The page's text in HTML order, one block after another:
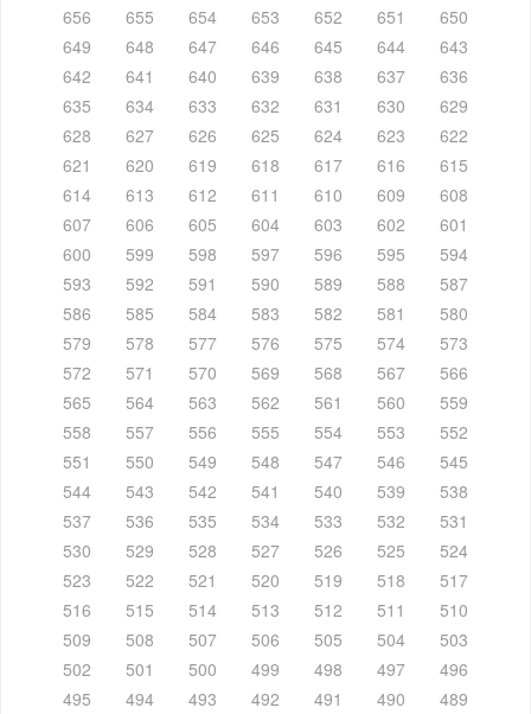
656
655 654 653 652 651
650
649
648 647 646 645 644
643
642
641 640 639 638 637
636
635
634 633 632 631 630
629
628
627 626 625 624 623
622
621
620 619 618 617 616
615
614
613 612 611 610 609
608
607
606 605 604 603 602
601
600
599 598 597 596 595
594
593
592 591 590 589 588
587
586
585 584 583 582 581
580
579
578 577 576 575 574
573
572
571 570 569 568 567
566
565
564 563 562 561 560
559
558
557 556 555 554 553
552
551
550 549 548 547 546
545
544
543 542 541 540 539
538
537
536 535 534 533 532
531
530
529 528 527 526 525
524
523
522 521 520 519 518
517
516
515 514 513 512 511
510
509
508 507 506 505 504
503
502
501 500 499 498 497
496
495
494 493 492 491 490
489